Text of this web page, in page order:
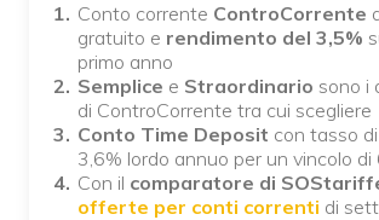
Conto corrente ControCorrente
gratuito e rendimento del 3,5%
primo anno
Semplice e Straordinario sono i
di ControCorrente tra cui scegliere
Conto Time Deposit con tasso
3,6% lordo annuo per un vincolo di
Con il comparatore di
offerte per conti correnti di